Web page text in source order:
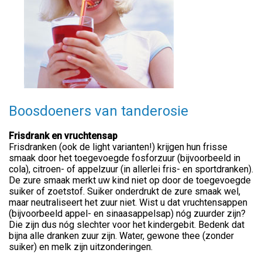
Boosdoeners van tanderosie
Frisdrank en vruchtensap
Frisdranken (ook de light varianten!) krijgen hun frisse
smaak door het toegevoegde fosforzuur (bijvoorbeeld in
cola), citroen- of appelzuur (in allerlei fris- en sportdranken).
De zure smaak merkt uw kind niet op door de toegevoegde
suiker of zoetstof. Suiker onderdrukt de zure smaak wel,
maar neutraliseert het zuur niet. Wist u dat vruchtensappen
(bijvoorbeeld appel- en sinaasappelsap) nóg zuurder zijn?
Die zijn dus nóg slechter voor het kindergebit. Bedenk dat
bijna alle dranken zuur zijn. Water, gewone thee (zonder
suiker) en melk zijn uitzonderingen.